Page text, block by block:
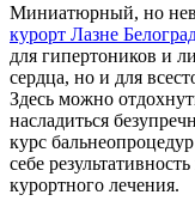
Миниатюрный, но
курорт Лазне
для гипертоников и
сердца, но и для
Здесь можно
насладиться
курс
себе
курортного лечения.